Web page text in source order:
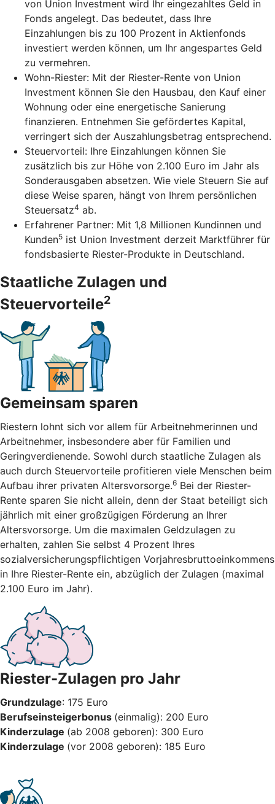
von Union Investment wird Ihr eingezahltes Geld in
Fonds angelegt. Das bedeutet, dass Ihre
Einzahlungen bis zu 100 Prozent in Aktienfonds
investiert werden können, um Ihr angespartes Geld
zu vermehren.
Wohn-Riester: Mit der Riester-Rente von Union
Investment können Sie den Hausbau, den Kauf einer
Wohnung oder eine energetische Sanierung
finanzieren. Entnehmen Sie gefördertes Kapital,
verringert sich der Auszahlungsbetrag entsprechend.
Steuervorteil: Ihre Einzahlungen können Sie
zusätzlich bis zur Höhe von 2.100 Euro im Jahr als
Sonderausgaben absetzen. Wie viele Steuern Sie auf
diese Weise sparen, hängt von Ihrem persönlichen
Steuersatz4 ab.
Erfahrener Partner: Mit 1,8 Millionen Kundinnen und
Kunden5 ist Union Investment derzeit Marktführer für
fondsbasierte Riester-Produkte in Deutschland.
Staatliche Zulagen und
Steuervorteile2
Gemeinsam sparen
Riestern lohnt sich vor allem für Arbeitnehmerinnen und
Arbeitnehmer, insbesondere aber für Familien und
Geringverdienende. Sowohl durch staatliche Zulagen als
auch durch Steuervorteile profitieren viele Menschen beim
Aufbau ihrer privaten Altersvorsorge.6 Bei der Riester-
Rente sparen Sie nicht allein, denn der Staat beteiligt sich
jährlich mit einer großzügigen Förderung an Ihrer
Altersvorsorge. Um die maximalen Geldzulagen zu
erhalten, zahlen Sie selbst 4 Prozent Ihres
sozialversicherungspflichtigen Vorjahresbruttoeinkommens
in Ihre Riester-Rente ein, abzüglich der Zulagen (maximal
2.100 Euro im Jahr).
Riester-Zulagen pro Jahr
Grundzulage: 175 Euro
Berufseinsteigerbonus (einmalig): 200 Euro
Kinderzulage (ab 2008 geboren): 300 Euro
Kinderzulage (vor 2008 geboren): 185 Euro